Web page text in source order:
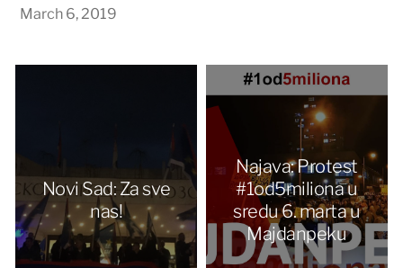
March 6, 2019
Novi Sad: Za sve
nas!
Najava: Protest
#1od5miliona u
sredu 6. marta u
Majdanpeku